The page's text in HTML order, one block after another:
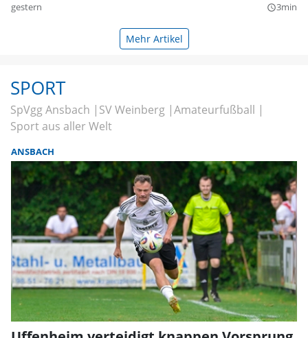
gestern query_builder3min
Mehr Artikel
SPORT
SpVgg Ansbach SV Weinberg Amateurfußball
Sport aus aller Welt
ANSBACH